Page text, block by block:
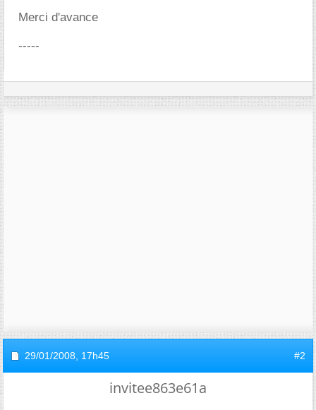
Merci d'avance
-----
29/01/2008, 17h45 #2
invitee863e61a